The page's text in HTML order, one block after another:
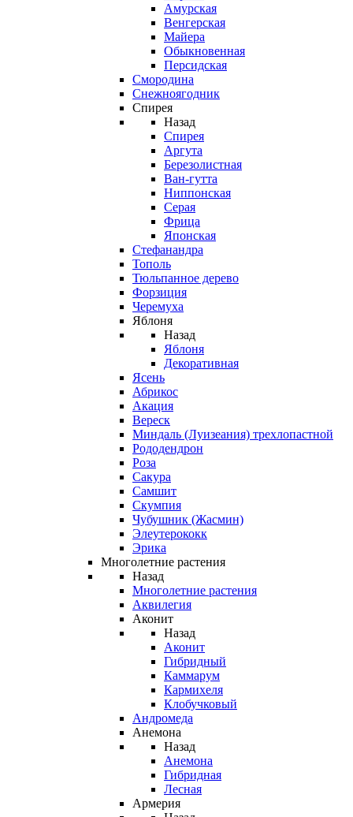
Амурская
Венгерская
Майера
Обыкновенная
Персидская
Смородина
Снежноягодник
Спирея
Назад
Спирея
Аргута
Березолистная
Ван-гутта
Ниппонская
Серая
Фрица
Японская
Стефанандра
Тополь
Тюльпанное дерево
Форзиция
Черемуха
Яблоня
Назад
Яблоня
Декоративная
Ясень
Абрикос
Акация
Вереск
Миндаль (Луизеания) трехлопастной
Рододендрон
Роза
Сакура
Самшит
Скумпия
Чубушник (Жасмин)
Элеутерококк
Эрика
Многолетние растения
Назад
Многолетние растения
Аквилегия
Аконит
Назад
Аконит
Гибридный
Каммарум
Кармихеля
Клобучковый
Андромеда
Анемона
Назад
Анемона
Гибридная
Лесная
Армерия